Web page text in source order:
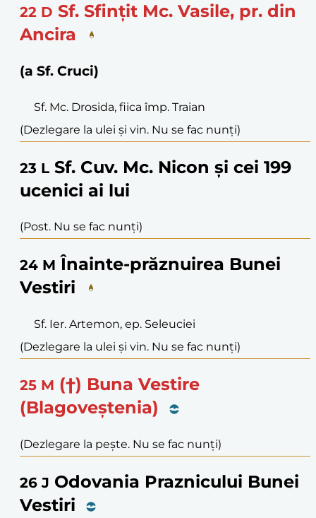
22 D Sf. Sfințit Mc. Vasile, pr. din
Ancira
(a Sf. Cruci)
Sf. Mc. Drosida, fiica împ. Traian
(Dezlegare la ulei și vin. Nu se fac nunți)
23 L Sf. Cuv. Mc. Nicon și cei 199
ucenici ai lui
(Post. Nu se fac nunți)
24 M Înainte-prăznuirea Bunei
Vestiri
Sf. Ier. Artemon, ep. Seleuciei
(Dezlegare la ulei și vin. Nu se fac nunți)
25 M (†) Buna Vestire
(Blagoveștenia)
(Dezlegare la pește. Nu se fac nunți)
26 J Odovania Praznicului Bunei
Vestiri